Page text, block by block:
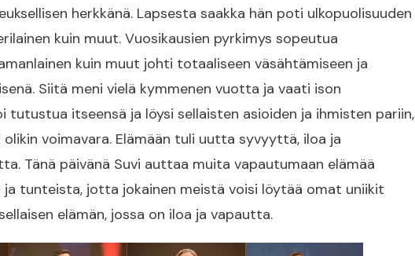
herkkänä. Lapsesta saakka hän poti ulkopuolisuuden
kuin muut. Vuosikausien pyrkimys sopeutua
kuin muut johti totaaliseen väsähtämiseen ja
Siitä meni vielä kymmenen vuotta ja vaati ison
tutustua itseensä ja löysi sellaisten asioiden ja ihmisten pariin,
voimavara. Elämään tuli uutta syvyyttä, iloa ja
Tänä päivänä Suvi auttaa muita vapautumaan elämää
tunteista, jotta jokainen meistä voisi löytää omat uniikit
elämän, jossa on iloa ja vapautta.